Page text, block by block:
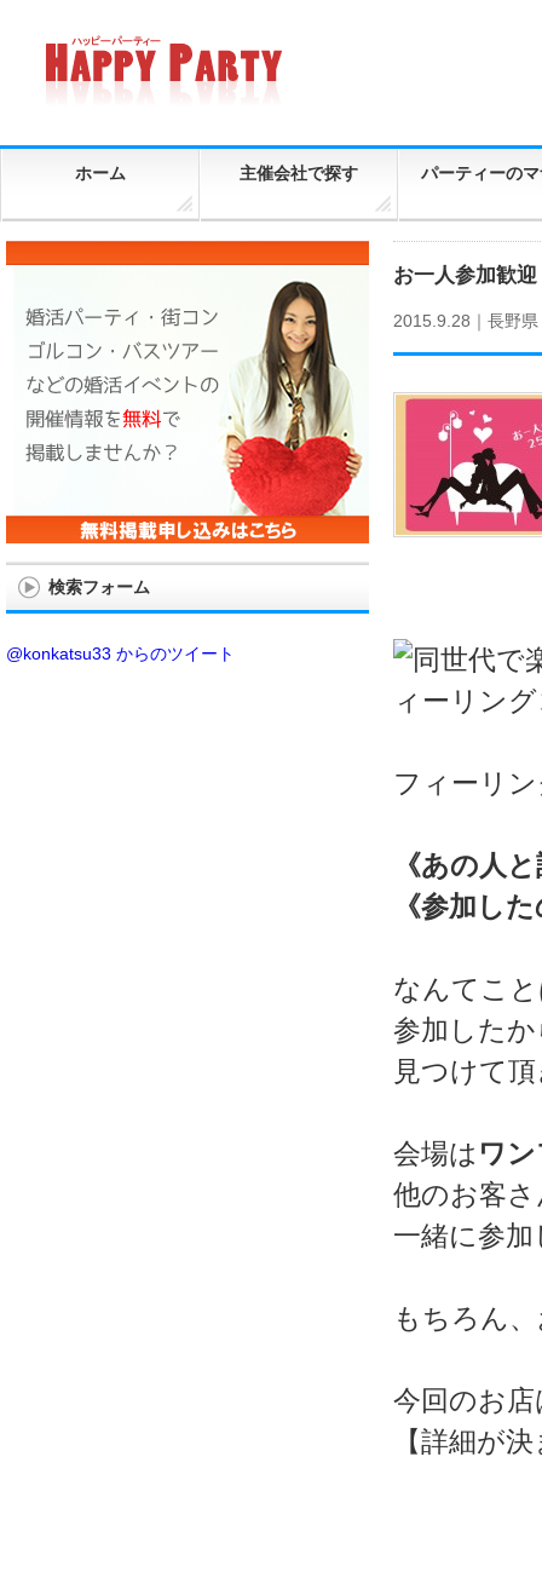
ホーム 主催会社で探す パーティーの
お一人参加歓
2015.9.28｜ 長野県
フィーリ
《あの人
《参加し
なんてこ
参加した
見つけて
会場は ワ
他のお客
一緒に参
もちろん
今回のお
【詳細が
検索フォーム
@konkatsu33 からのツイート